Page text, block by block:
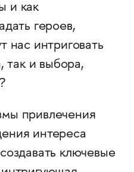
и как
героев,
нас интриговать
так и выбора,
привлечения
интереса
ключевые